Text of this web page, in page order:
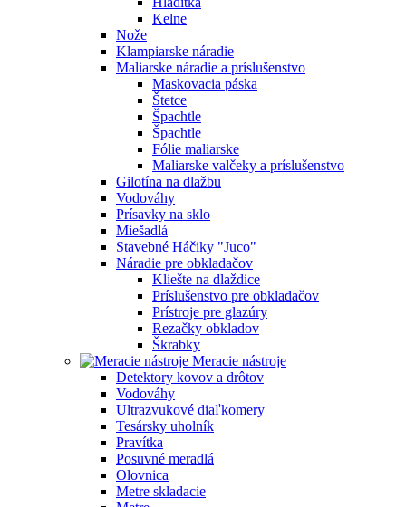
Kelne
Nože
Klampiarske náradie
Maliarske náradie a príslušenstvo
Maskovacia páska
Štetce
Špachtle
Špachtle
Fólie maliarske
Maliarske valčeky a príslušenstvo
Gilotína na dlažbu
Vodováhy
Prísavky na sklo
Miešadlá
Stavebné Háčiky "Juco"
Náradie pre obkladačov
Kliešte na dlaždice
Príslušenstvo pre obkladačov
Prístroje pre glazúry
Rezačky obkladov
Škrabky
Meracie nástroje
Detektory kovov a drôtov
Vodováhy
Ultrazvukové diaľkomery
Tesársky uholník
Pravítka
Posuvné meradlá
Olovnica
Metre skladacie